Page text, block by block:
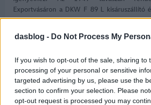
dasblog - Do Not Process My
If you wish to opt-out of the sale, sharing to
processing of your personal or sensitive
targeted advertising by us, please use the
section to confirm your selection. Please
opt-out request is processed you may
Exportvásáron a DKW F 89 L kisáruszállító
W motorkerékpárral jelentek meg,
megalapozták az ingolstadti autógyártást.
azonban már egy új DKW személyautó is
kezdetét.